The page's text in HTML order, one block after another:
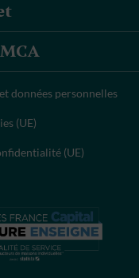
données personnelles
(UE)
(UE)